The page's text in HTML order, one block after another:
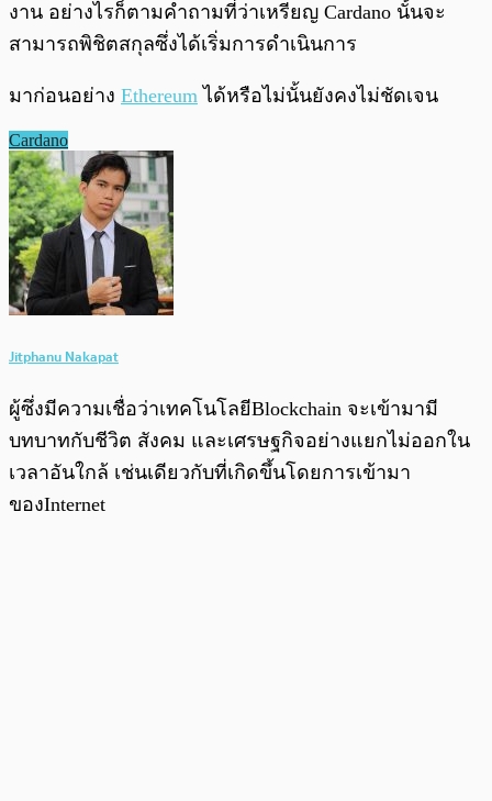
งาน อย่างไรก็ตามคำถามที่ว่าเหรียญ Cardano นั้นจะ
สามารถพิชิตสกุลซึ่งได้เริ่มการดำเนินการ
มาก่อนอย่าง Ethereum ได้หรือไม่นั้นยังคงไม่ชัดเจน
Cardano
Jitphanu Nakapat
ผู้ซึ่งมีความเชื่อว่าเทคโนโลยีBlockchain จะเข้ามามี
บทบาทกับชีวิต สังคม และเศรษฐกิจอย่างแยกไม่ออกใน
เวลาอันใกล้ เช่นเดียวกับที่เกิดขึ้นโดยการเข้ามา
ของInternet